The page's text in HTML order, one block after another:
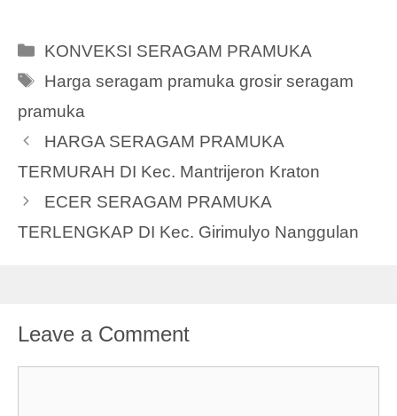
Categories
KONVEKSI SERAGAM PRAMUKA
Tags
Harga seragam pramuka grosir seragam
pramuka
HARGA SERAGAM PRAMUKA
TERMURAH DI Kec. Mantrijeron Kraton
ECER SERAGAM PRAMUKA
TERLENGKAP DI Kec. Girimulyo Nanggulan
Leave a Comment